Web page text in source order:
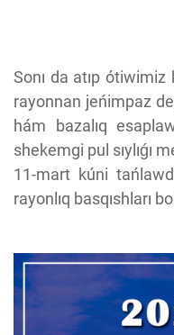
Sonı da atıp
rayonnan jeńimpaz
hám bazalıq
shekemgi pul sıylıǵı
11-mart kúni
rayonlıq basqıshları